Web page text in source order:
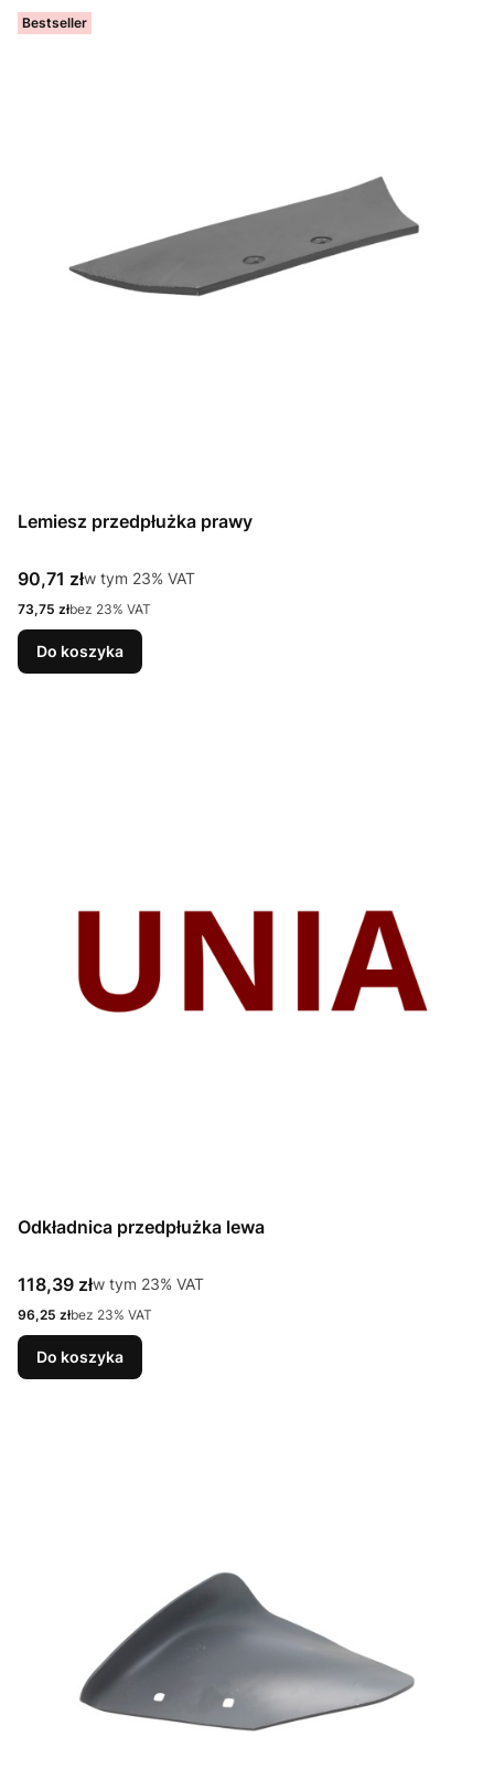
Bestseller
Lemiesz przedpłużka prawy
Cena brutto
90,71 złw tym %s VAT
w tym 23% VAT
Cena netto
73,75 złbez 23% VAT
Do koszyka
Odkładnica przedpłużka lewa
Cena brutto
118,39 złw tym %s VAT
w tym 23% VAT
Cena netto
96,25 złbez 23% VAT
Do koszyka